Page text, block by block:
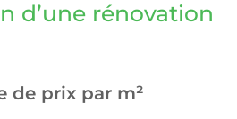
d’une rénovation
de prix par m²